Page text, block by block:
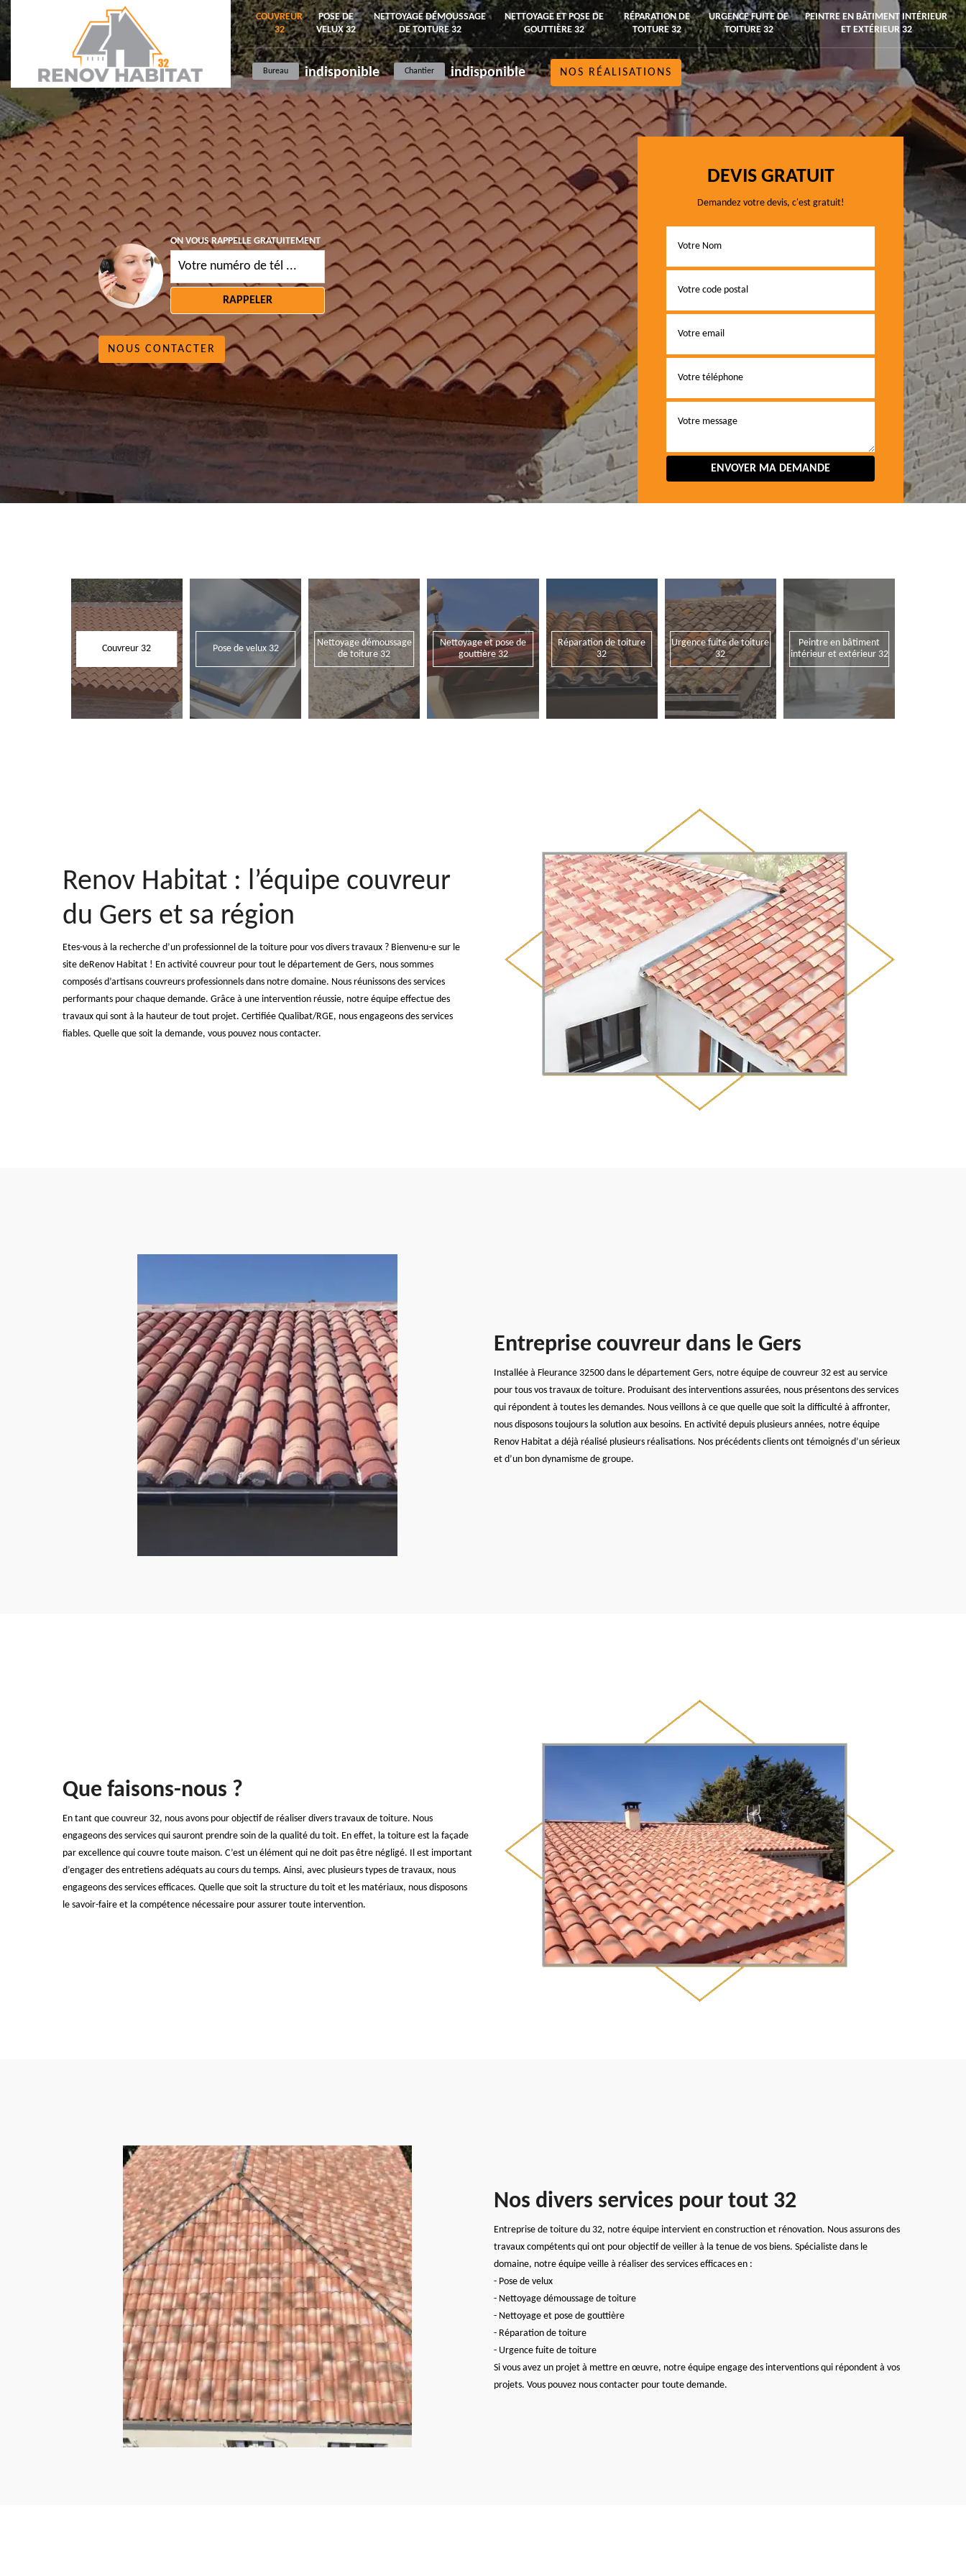
COUVREUR
32
POSE DE
VELUX 32
NETTOYAGE DÉMOUSSAGE
DE TOITURE 32
NETTOYAGE ET POSE DE
GOUTTIÈRE 32
RÉPARATION DE
TOITURE 32
URGENCE FUITE DE
TOITURE 32
PEINTRE EN BÂTIMENT INTÉRIEUR
ET EXTÉRIEUR 32
Bureau indisponible Chantier indisponible NOS RÉALISATIONS
ON VOUS RAPPELLE GRATUITEMENT
NOUS CONTACTER
DEVIS GRATUIT
Demandez votre devis, c'est gratuit!
Couvreur 32 Pose de velux 32
Nettoyage démoussage
de toiture 32
Nettoyage et pose de
gouttière 32
Réparation de toiture
32
Urgence fuite de toiture
32
Peintre en bâtiment
intérieur et extérieur 32
Renov Habitat : l’équipe couvreur
du Gers et sa région
Etes-vous à la recherche d’un professionnel de la toiture pour vos divers travaux ? Bienvenu-e sur le
site deRenov Habitat ! En activité couvreur pour tout le département de Gers, nous sommes
composés d’artisans couvreurs professionnels dans notre domaine. Nous réunissons des services
performants pour chaque demande. Grâce à une intervention réussie, notre équipe effectue des
travaux qui sont à la hauteur de tout projet. Certifiée Qualibat/RGE, nous engageons des services
fiables. Quelle que soit la demande, vous pouvez nous contacter.
Entreprise couvreur dans le Gers
Installée à Fleurance 32500 dans le département Gers, notre équipe de couvreur 32 est au service
pour tous vos travaux de toiture. Produisant des interventions assurées, nous présentons des services
qui répondent à toutes les demandes. Nous veillons à ce que quelle que soit la difficulté à affronter,
nous disposons toujours la solution aux besoins. En activité depuis plusieurs années, notre équipe
Renov Habitat a déjà réalisé plusieurs réalisations. Nos précédents clients ont témoignés d’un sérieux
et d’un bon dynamisme de groupe.
Que faisons-nous ?
En tant que couvreur 32, nous avons pour objectif de réaliser divers travaux de toiture. Nous
engageons des services qui sauront prendre soin de la qualité du toit. En effet, la toiture est la façade
par excellence qui couvre toute maison. C’est un élément qui ne doit pas être négligé. Il est important
d’engager des entretiens adéquats au cours du temps. Ainsi, avec plusieurs types de travaux, nous
engageons des services efficaces. Quelle que soit la structure du toit et les matériaux, nous disposons
le savoir-faire et la compétence nécessaire pour assurer toute intervention.
Nos divers services pour tout 32
Entreprise de toiture du 32, notre équipe intervient en construction et rénovation. Nous assurons des
travaux compétents qui ont pour objectif de veiller à la tenue de vos biens. Spécialiste dans le
domaine, notre équipe veille à réaliser des services efficaces en :
- Pose de velux
- Nettoyage démoussage de toiture
- Nettoyage et pose de gouttière
- Réparation de toiture
- Urgence fuite de toiture
Si vous avez un projet à mettre en œuvre, notre équipe engage des interventions qui répondent à vos
projets. Vous pouvez nous contacter pour toute demande.